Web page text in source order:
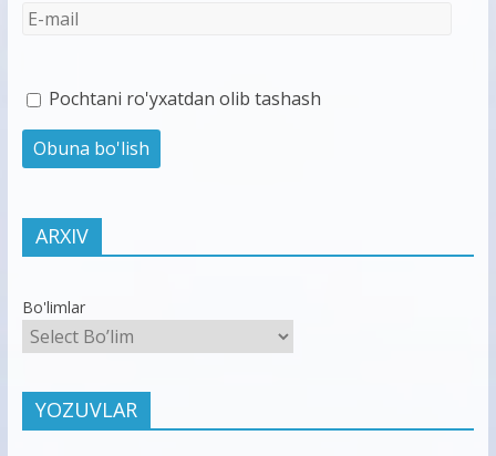
Pochtani ro'yxatdan olib tashash
ARXIV
Bo'limlar
YOZUVLAR